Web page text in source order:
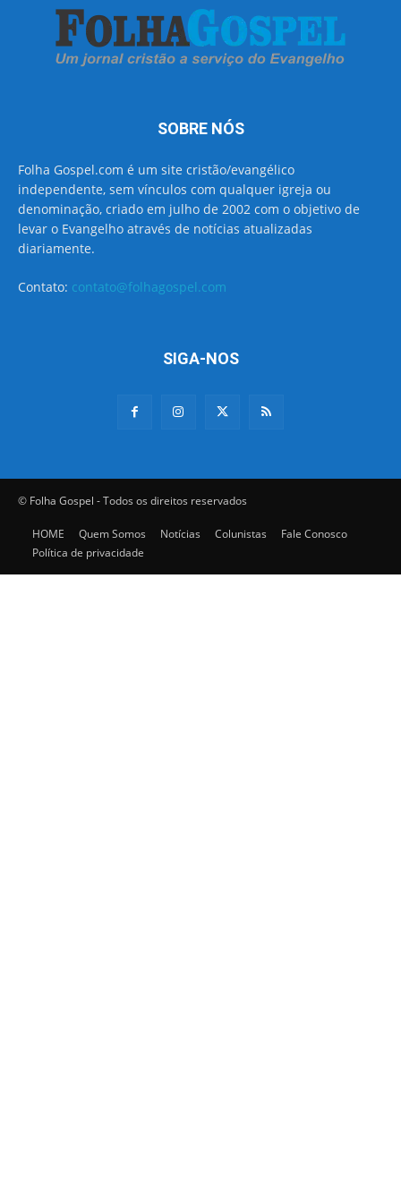
SOBRE NÓS
Folha Gospel.com é um site cristão/evangélico
independente, sem vínculos com qualquer igreja ou
denominação, criado em julho de 2002 com o objetivo de
levar o Evangelho através de notícias atualizadas
diariamente.
Contato: contato@folhagospel.com
SIGA-NOS
© Folha Gospel - Todos os direitos reservados
HOME Quem Somos Notícias Colunistas
Fale Conosco
Política de privacidade